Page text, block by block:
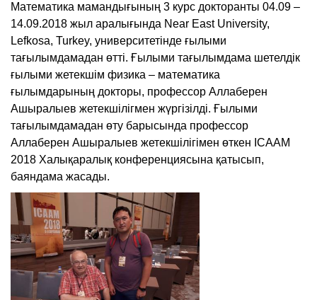
Математика мамандығының 3 курс докторанты 04.09 –
14.09.2018 жыл аралығында Near East University,
Lefkosa, Turkey, университетінде ғылыми
тағылымдамадан өтті. Ғылыми тағылымдама шетелдік
ғылыми жетекшім физика – математика
ғылымдарының докторы, профессор Аллаберен
Ашыралыев жетекшілігмен жүргізілді. Ғылыми
тағылымдамадан өту барысында профессор
Аллаберен Ашыралыев жетекшілігімен өткен ICAAM
2018 Халықаралық конференциясына қатысып,
баяндама жасады.